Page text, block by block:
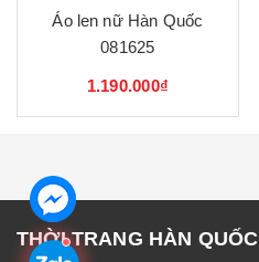
Áo len nữ Hàn Quốc
081625
1.190.000₫
THỜI TRANG HÀN QUỐC